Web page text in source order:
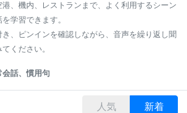
、機内、レストランまで、よく利用するシーン
学習できます。
、ピンインを確認しながら、音声を繰り返し聞
ください。
会話、慣用句
人気 新着